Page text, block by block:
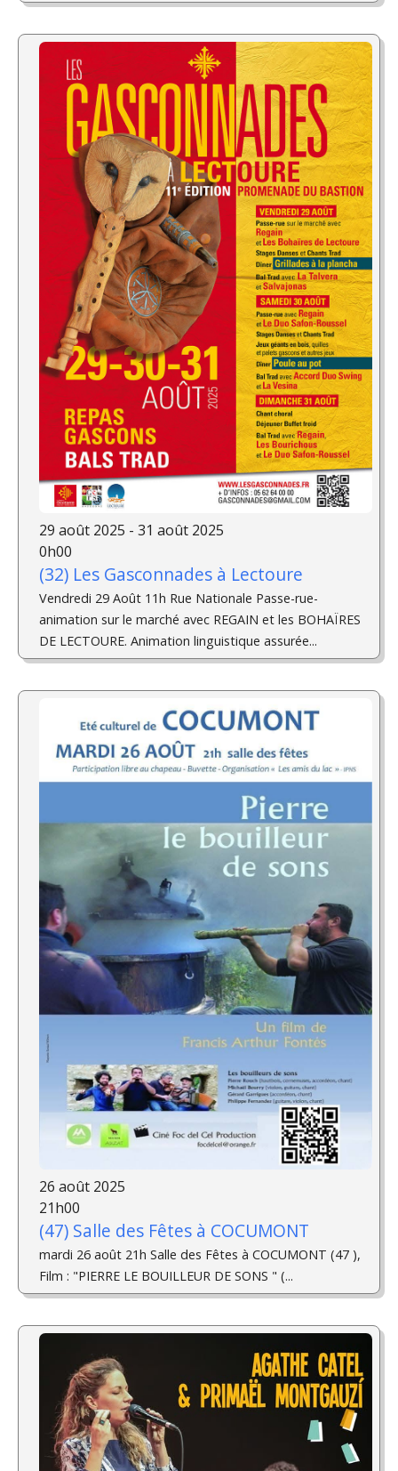
29 août 2025 - 31 août 2025
0h00
(32) Les Gasconnades à Lectoure
Vendredi 29 Août 11h Rue Nationale Passe-rue-
animation sur le marché avec REGAIN et les BOHAÏRES
DE LECTOURE. Animation linguistique assurée...
26 août 2025
21h00
(47) Salle des Fêtes à COCUMONT
mardi 26 août 21h Salle des Fêtes à COCUMONT (47 ),
Film : "PIERRE LE BOUILLEUR DE SONS " (...